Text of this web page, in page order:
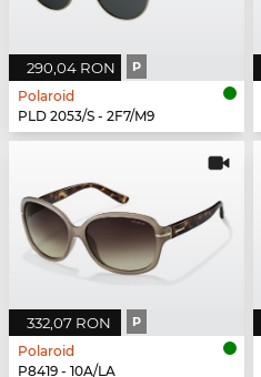
290,04 RON P
Polaroid
PLD 2053/S - 2F7/M9
332,07 RON P
Polaroid
P8419 - 10A/LA